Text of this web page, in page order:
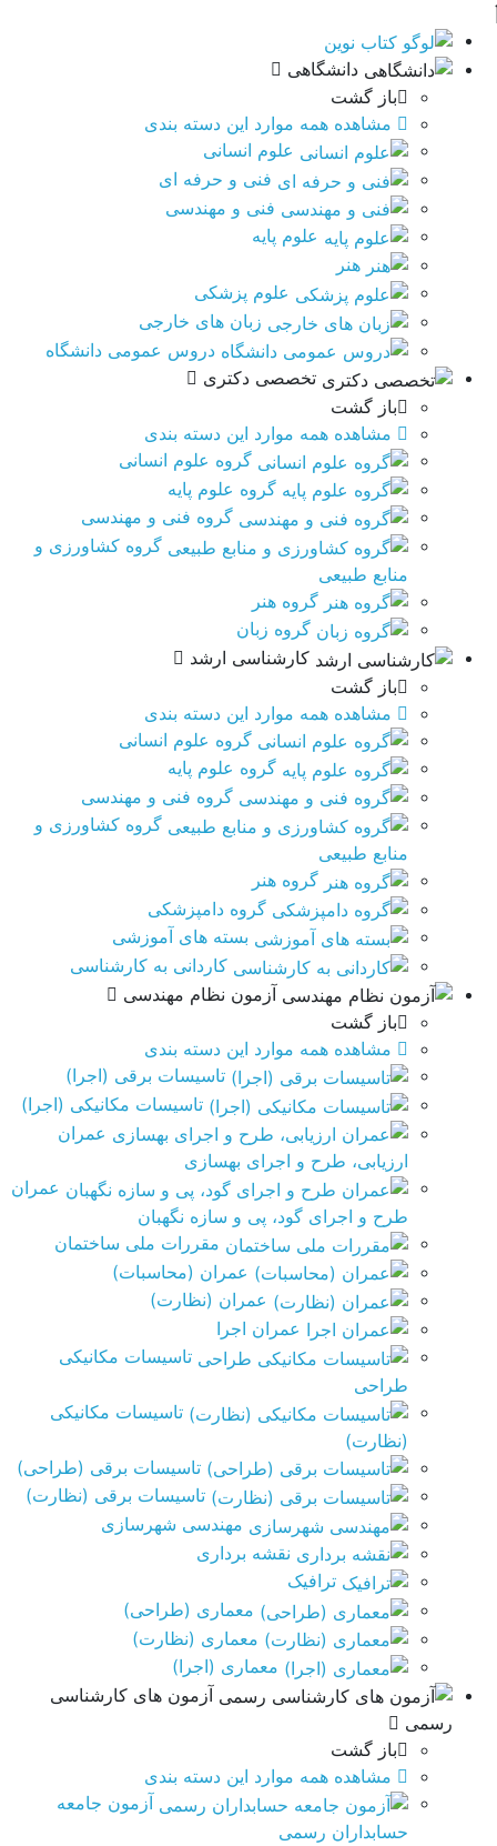
دانشگاهی
باز گشت
مشاهده همه موارد این دسته بندی
علوم انسانی
فنی و حرفه ای
فنی و مهندسی
علوم پایه
هنر
علوم پزشکی
زبان های خارجی
دروس عمومی دانشگاه
تخصصی دکتری
باز گشت
مشاهده همه موارد این دسته بندی
گروه علوم انسانی
گروه علوم پایه
گروه فنی و مهندسی
گروه کشاورزی و
منابع طبیعی
گروه هنر
گروه زبان
کارشناسی ارشد
باز گشت
مشاهده همه موارد این دسته بندی
گروه علوم انسانی
گروه علوم پایه
گروه فنی و مهندسی
گروه کشاورزی و
منابع طبیعی
گروه هنر
گروه دامپزشکی
بسته های آموزشی
کاردانی به کارشناسی
آزمون نظام مهندسی
باز گشت
مشاهده همه موارد این دسته بندی
تاسیسات برقی (اجرا)
تاسیسات مکانیکی (اجرا)
عمران
ارزیابی، طرح و اجرای بهسازی
عمران
طرح و اجرای گود، پی و سازه نگهبان
مقررات ملی ساختمان
عمران (محاسبات)
عمران (نظارت)
عمران اجرا
تاسیسات مکانیکی
طراحی
تاسیسات مکانیکی
(نظارت)
تاسیسات برقی (طراحی)
تاسیسات برقی (نظارت)
مهندسی شهرسازی
نقشه برداری
ترافیک
معماری (طراحی)
معماری (نظارت)
معماری (اجرا)
آزمون های کارشناسی
رسمی
باز گشت
مشاهده همه موارد این دسته بندی
آزمون جامعه
حسابداران رسمی